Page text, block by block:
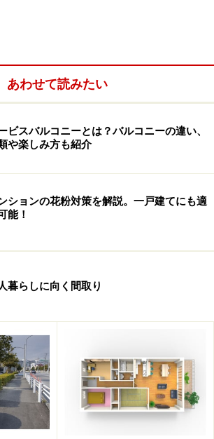
築マンションでよく採用されている共
設があることの利点を考えます。その
ルによって使用頻度の高い施設は異な
自身にとってどんな施設が必要か考
てください。
顔：ロビー、ラウンジ
済ます コンビニ、フロントサービス、
ーションを身近で楽しむ フィットネ
会室、ライブラリー
して有効活用 ゲストルーム、パーテ
設：庭園、公園、駐車場、駐輪場
は自分にとって必要か見極める
あわせて読みたい
ビスバルコニーとは？バルコニーの違い、
や楽しみ方も紹介
ションの花粉対策を解説。一戸建てにも適
能！
暮らしに向く間取り